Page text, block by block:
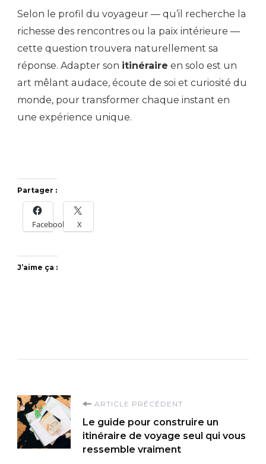
Selon le profil du voyageur — qu’il recherche la
richesse des rencontres ou la paix intérieure —
cette question trouvera naturellement sa
réponse. Adapter son itinéraire en solo est un
art mêlant audace, écoute de soi et curiosité du
monde, pour transformer chaque instant en
une expérience unique.
Partager :
Facebook X
J’aime ça :
Navigation
d'article
ARTICLE PRÉCÉDENT
Le guide pour construire un
itinéraire de voyage seul qui vous
ressemble vraiment